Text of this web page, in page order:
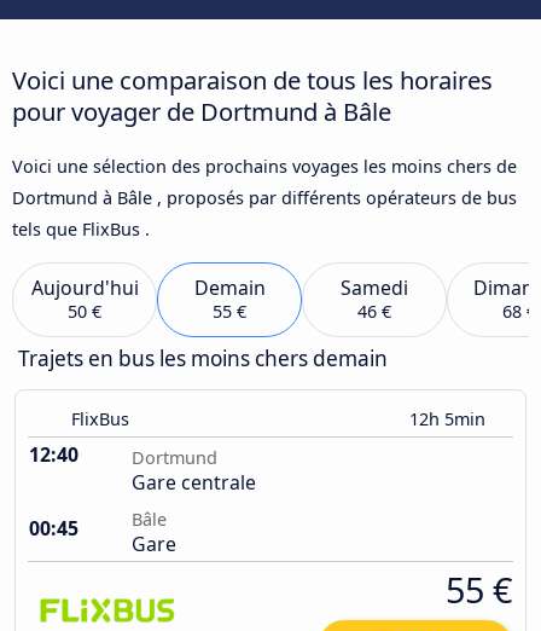
Voici une comparaison de tous les horaires
pour voyager de Dortmund à Bâle
Voici une sélection des prochains voyages les moins chers de
Dortmund à Bâle , proposés par différents opérateurs de bus
tels que FlixBus .
Aujourd'hui
50 €
Demain
55 €
Samedi
46 € 68 €
Trajets en bus les moins chers demain
FlixBus 12h 5min
12:40 Dortmund
Gare centrale
00:45
Bâle
Gare
55 €